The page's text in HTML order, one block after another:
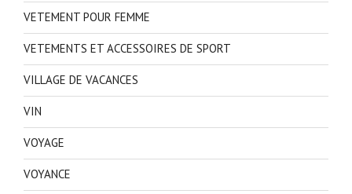
VETEMENT POUR FEMME
VETEMENTS ET ACCESSOIRES DE SPORT
VILLAGE DE VACANCES
VIN
VOYAGE
VOYANCE